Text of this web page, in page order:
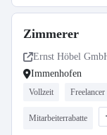
Zimmerer
Ernst Höbel
Immenhofen
Vollzeit Freelancer
Mitarbeiterrabatte